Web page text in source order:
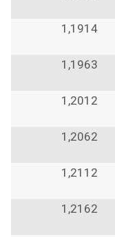
1,1914
1,1963
1,2012
1,2062
1,2112
1,2162